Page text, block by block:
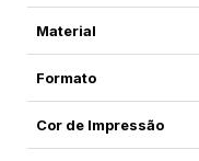
Material
Formato
Cor de Impressão